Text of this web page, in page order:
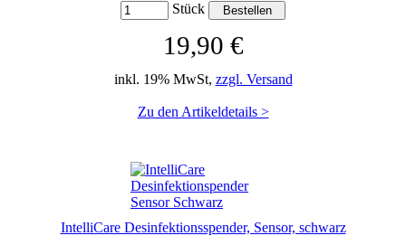
Stück
19,90 €
inkl. 19% MwSt, zzgl. Versand
Zu den Artikeldetails >
IntelliCare Desinfektionsspender, Sensor, schwarz